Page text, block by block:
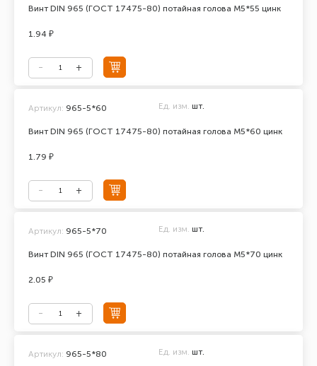
Винт DIN 965 (ГОСТ 17475-80) потайная голова М5*55 цинк
1.94 ₽
Винт DIN 965 (ГОСТ 17475-80) потайная голова М5*60 цинк
Артикул: 965-5*60 Ед. изм. шт.
1.79 ₽
Винт DIN 965 (ГОСТ 17475-80) потайная голова М5*70 цинк
Артикул: 965-5*70 Ед. изм. шт.
2.05 ₽
Артикул: 965-5*80 Ед. изм. шт.